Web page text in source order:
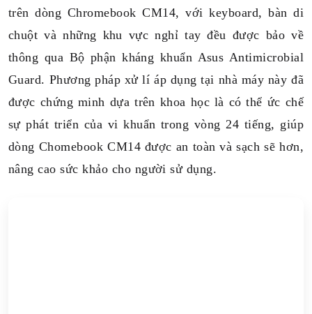
trên dòng Chromebook CM14, với keyboard, bàn di
chuột và những khu vực nghỉ tay đều được bảo về
thông qua Bộ phận kháng khuẩn Asus Antimicrobial
Guard. Phương pháp xử lí áp dụng tại nhà máy này đã
được chứng minh dựa trên khoa học là có thể ức chế
sự phát triển của vi khuẩn trong vòng 24 tiếng, giúp
dòng Chomebook CM14 được an toàn và sạch sẽ hơn,
nâng cao sức khảo cho người sử dụng.